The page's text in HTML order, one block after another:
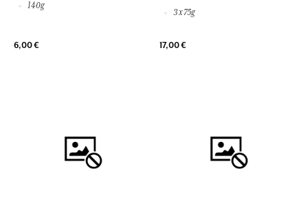
140g
6,00 €
3 x 75g
17,00 €